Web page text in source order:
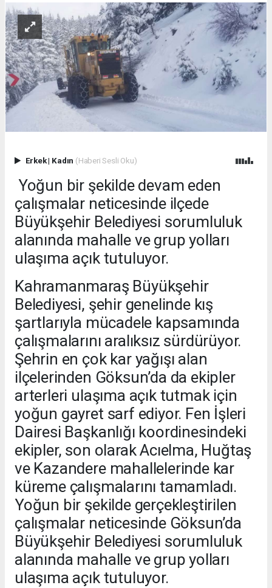
Erkek| Kadın (Haberi Sesli Oku)
Yoğun bir şekilde devam eden
çalışmalar neticesinde ilçede
Büyükşehir Belediyesi sorumluluk
alanında mahalle ve grup yolları
ulaşıma açık tutuluyor.
Kahramanmaraş Büyükşehir
Belediyesi, şehir genelinde kış
şartlarıyla mücadele kapsamında
çalışmalarını aralıksız sürdürüyor.
Şehrin en çok kar yağışı alan
ilçelerinden Göksun’da da ekipler
arterleri ulaşıma açık tutmak için
yoğun gayret sarf ediyor. Fen İşleri
Dairesi Başkanlığı koordinesindeki
ekipler, son olarak Acıelma, Huğtaş
ve Kazandere mahallelerinde kar
küreme çalışmalarını tamamladı.
Yoğun bir şekilde gerçekleştirilen
çalışmalar neticesinde Göksun’da
Büyükşehir Belediyesi sorumluluk
alanında mahalle ve grup yolları
ulaşıma açık tutuluyor.